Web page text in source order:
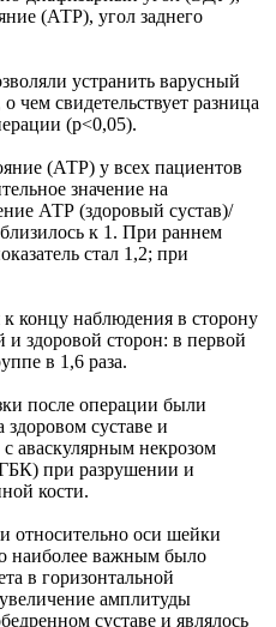
(АТР), угол заднего
устранить варусный
чем свидетельствует разница
(p<0,05).
(АТР) у всех пациентов
значение на
АТР (здоровый сустав)/
к 1. При раннем
стал 1,2; при
концу наблюдения в сторону
здоровой сторон: в первой
в 1,6 раза.
после операции были
суставе и
аваскулярным некрозом
при разрушении и
кости.
относительно оси шейки
наиболее важным было
в горизонтальной
амплитуды
суставе и являлось